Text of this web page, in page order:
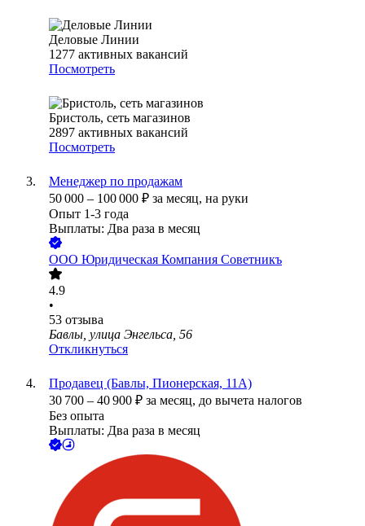
Деловые Линии
1277 активных вакансий
Посмотреть
Бристоль, сеть магазинов
2897 активных вакансий
Посмотреть
Менеджер по продажам
50 000 – 100 000 ₽ за месяц, на руки
Опыт 1-3 года
Выплаты: Два раза в месяц
ООО Юридическая Компания Советникъ
4.9
•
53 отзыва
Бавлы, улица Энгельса, 56
Откликнуться
Продавец (Бавлы, Пионерская, 11А)
30 700 – 40 900 ₽ за месяц, до вычета налогов
Без опыта
Выплаты: Два раза в месяц